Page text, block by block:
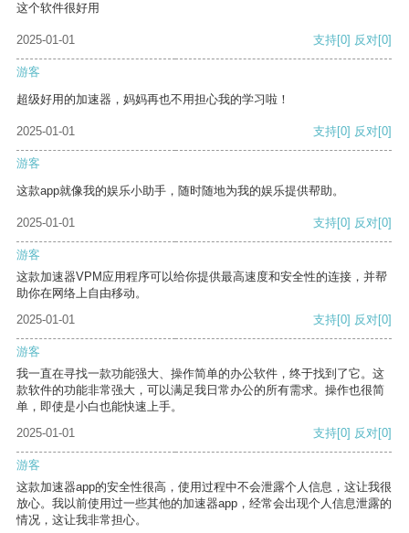
这个软件很好用
2025-01-01 支持[0] 反对[0]
游客
超级好用的加速器，妈妈再也不用担心我的学习啦！
2025-01-01 支持[0] 反对[0]
游客
这款app就像我的娱乐小助手，随时随地为我的娱乐提供帮助。
2025-01-01 支持[0] 反对[0]
游客
这款加速器VPM应用程序可以给你提供最高速度和安全性的连接，并帮
助你在网络上自由移动。
2025-01-01
支持[0] 反对[0]
游客
我一直在寻找一款功能强大、操作简单的办公软件，终于找到了它。这
款软件的功能非常强大，可以满足我日常办公的所有需求。操作也很简
单，即使是小白也能快速上手。
2025-01-01
支持[0] 反对[0]
游客
这款加速器app的安全性很高，使用过程中不会泄露个人信息，这让我很
放心。我以前使用过一些其他的加速器app，经常会出现个人信息泄露的
情况，这让我非常担心。